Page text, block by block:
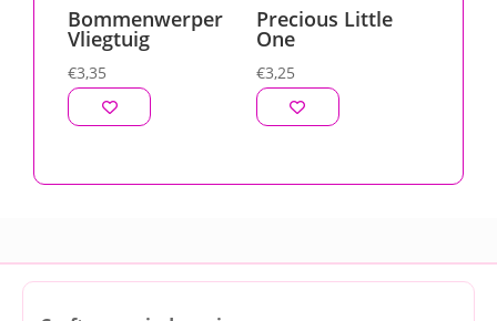
Bommenwerper
Vliegtuig
€3,35
Precious Little
One
€3,25